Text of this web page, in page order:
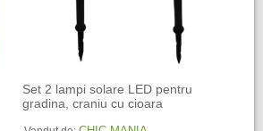
Set 2 lampi solare LED pentru
gradina, craniu cu cioara